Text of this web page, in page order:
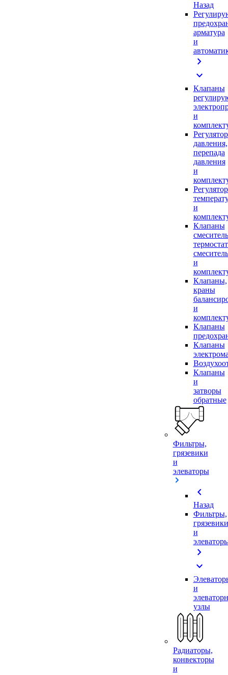
Назад
арматура
и
chevron_right
expand_more
Клапаны
и
давления,
перепада
давления
и
и
Клапаны
и
Клапаны,
краны
и
Клапаны
Клапаны
Клапаны
и
затворы
обратные
Фильтры,
грязевики
и
элеваторы
chevron_left
Назад
Фильтры,
грязевики
и
chevron_right
expand_more
и
узлы
Радиаторы,
конвекторы
и